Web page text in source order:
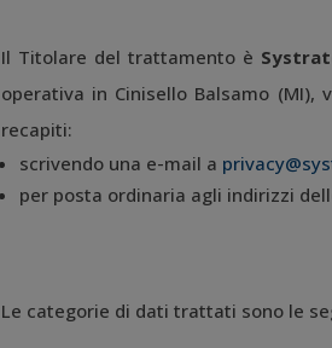
Il Titolare del trattamento è
operativa in Cinisello Balsamo (MI),
recapiti:
scrivendo una e-mail a
per posta ordinaria agli indirizzi
Le categorie di dati trattati sono le